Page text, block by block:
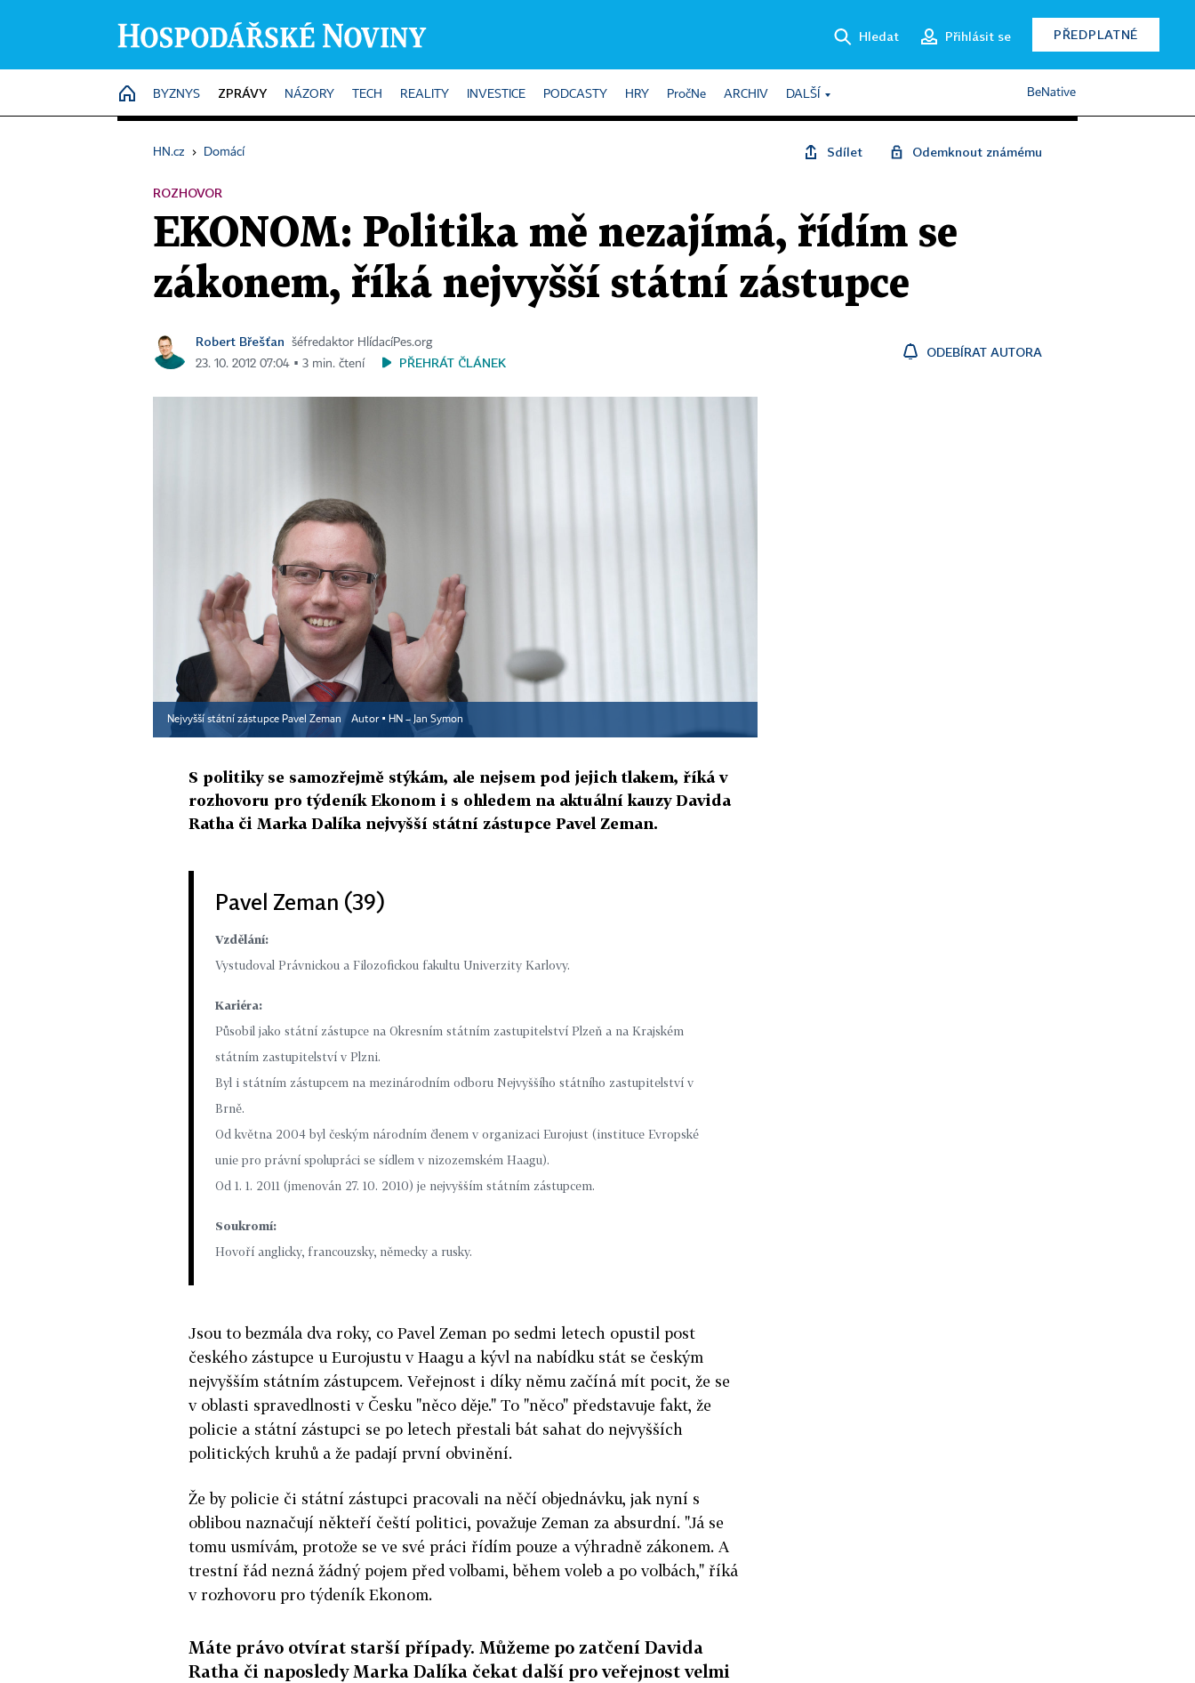
Hledat Přihlásit se PŘEDPLATNÉ
HOME
BYZNYS ZPRÁVY NÁZORY TECH REALITY INVESTICE PODCASTY HRY PročNe ARCHIV DALŠÍ BeNative
HN.cz › Domácí Sdílet Odemknout známému
ROZHOVOR
EKONOM: Politika mě nezajímá, řídím se
zákonem, říká nejvyšší státní zástupce
Robert Břešťan
šéfredaktor HlídacíPes.org
23. 10. 2012 07:04 ▪ 3 min. čtení
PŘEHRÁT ČLÁNEK
ODEBÍRAT AUTORA
Nejvyšší státní zástupce Pavel Zeman Autor ▪ HN – Jan Symon
S politiky se samozřejmě stýkám, ale nejsem pod jejich tlakem, říká v
rozhovoru pro týdeník Ekonom i s ohledem na aktuální kauzy Davida
Ratha či Marka Dalíka nejvyšší státní zástupce Pavel Zeman.
Pavel Zeman (39)
Vzdělání:
Vystudoval Právnickou a Filozofickou fakultu Univerzity Karlovy.
Kariéra:
Působil jako státní zástupce na Okresním státním zastupitelství Plzeň a na Krajském
státním zastupitelství v Plzni.
Byl i státním zástupcem na mezinárodním odboru Nejvyššího státního zastupitelství v
Brně.
Od května 2004 byl českým národním členem v organizaci Eurojust (instituce Evropské
unie pro právní spolupráci se sídlem v nizozemském Haagu).
Od 1. 1. 2011 (jmenován 27. 10. 2010) je nejvyšším státním zástupcem.
Soukromí:
Hovoří anglicky, francouzsky, německy a rusky.
Jsou to bezmála dva roky, co Pavel Zeman po sedmi letech opustil post
českého zástupce u Eurojustu v Haagu a kývl na nabídku stát se českým
nejvyšším státním zástupcem. Veřejnost i díky němu začíná mít pocit, že se
v oblasti spravedlnosti v Česku "něco děje." To "něco" představuje fakt, že
policie a státní zástupci se po letech přestali bát sahat do nejvyšších
politických kruhů a že padají první obvinění.
Že by policie či státní zástupci pracovali na něčí objednávku, jak nyní s
oblibou naznačují někteří čeští politici, považuje Zeman za absurdní. "Já se
tomu usmívám, protože se ve své práci řídím pouze a výhradně zákonem. A
trestní řád nezná žádný pojem před volbami, během voleb a po volbách," říká
v rozhovoru pro týdeník Ekonom.
Máte právo otvírat starší případy. Můžeme po zatčení Davida
Ratha či naposledy Marka Dalíka čekat další pro veřejnost velmi